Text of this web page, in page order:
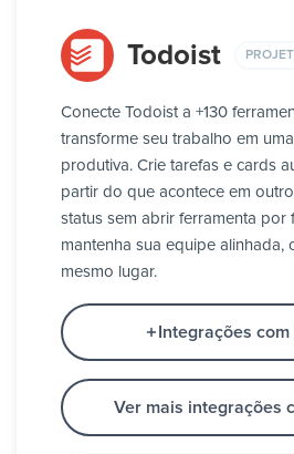
Todoist
Conecte Todoist a +130
transforme seu trabalho em
produtiva. Crie tarefas e cards
partir do que acontece em
status sem abrir ferramenta por
mantenha sua equipe alinhada,
mesmo lugar.
Integrações com
Ver mais integrações